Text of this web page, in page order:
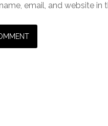
email, and website